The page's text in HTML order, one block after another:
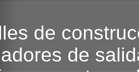
de
de